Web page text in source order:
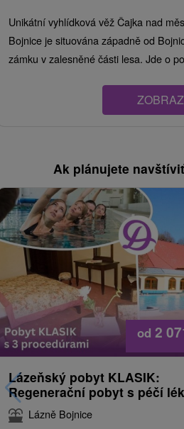
Unikátní vyhlídková věž Čajka nad
Bojnice je situována západně od
zámku v zalesněné části lesa. Jde o
Ak plánujete
od 2
Lázeňský pobyt KLASIK:
Regenerační pobyt s péčí
Lázně Bojnice